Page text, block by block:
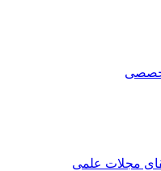
مجلات علمی